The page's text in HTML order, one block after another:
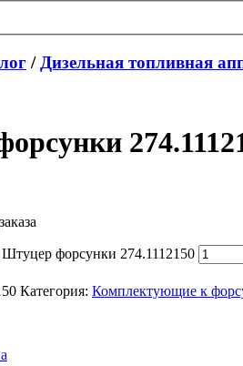
/ Дизельная топливная
Штуцер форсунки 274.1112150
Категория: Комплектующие к